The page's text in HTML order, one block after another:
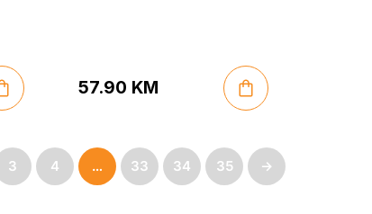
57.90 KM
3 4 … 33 34 35 →